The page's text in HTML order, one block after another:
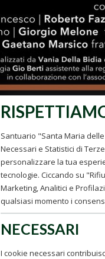
Santuario "Santa Maria
Necessari e Statistici di
personalizzare la tua
tecnologie. Ciccando su
Marketing, Analitici e
qualsiasi momento i
NECESSARI
I cookie necessari